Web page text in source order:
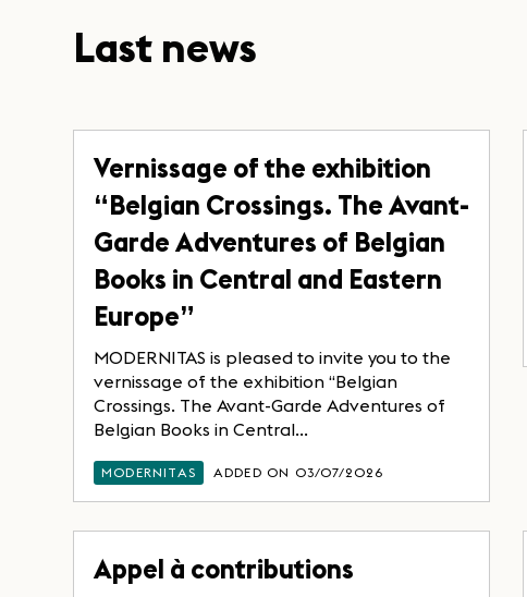
Last news
Vernissage of the exhibition
“Belgian Crossings. The Avant-
Garde Adventures of Belgian
Books in Central and Eastern
Europe”
MODERNITAS is pleased to invite you to the
vernissage of the exhibition “Belgian
Crossings. The Avant-Garde Adventures of
Belgian Books in Central...
MODERNITAS ADDED ON 03/07/2026
Appel à contributions